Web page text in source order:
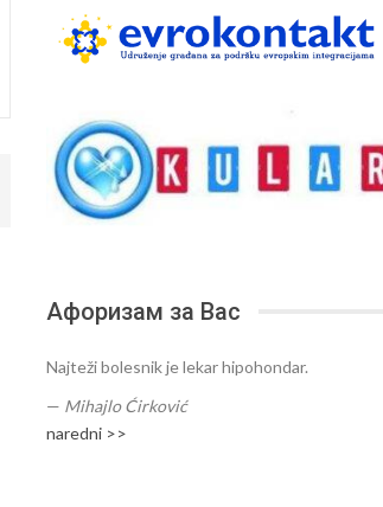
Афоризам за Вас
Najteži bolesnik je lekar hipohondar.
— Mihajlo Ćirković
naredni >>